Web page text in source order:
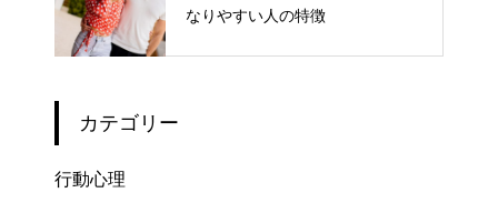
なりやすい人の特徴
カテゴリー
行動心理